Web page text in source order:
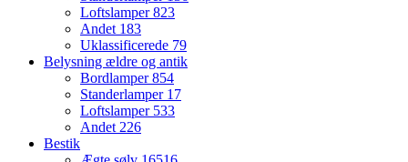
Loftslamper823
Andet 183
Uklassificerede 79
Belysning ældre og antik
Bordlamper854
Standerlamper 17
Loftslamper 533
Andet 226
Bestik